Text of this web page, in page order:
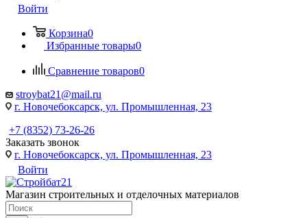
Войти
Корзина0
Избранные товары0
Сравнение товаров0
stroybat21@mail.ru
г. Новочебоксарск, ул. Промышленная, 23
+7 (8352) 73-26-26
Заказать звонок
г. Новочебоксарск, ул. Промышленная, 23
Войти
Магазин строительных и отделочных материалов